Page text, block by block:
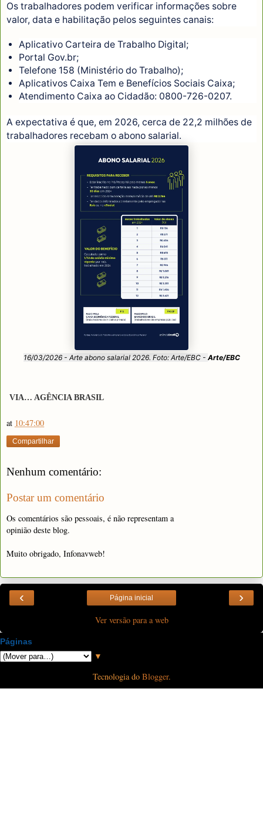
Os trabalhadores podem verificar informações sobre
valor, data e habilitação pelos seguintes canais:
Aplicativo Carteira de Trabalho Digital;
Portal Gov.br;
Telefone 158 (Ministério do Trabalho);
Aplicativos Caixa Tem e Benefícios Sociais Caixa;
Atendimento Caixa ao Cidadão: 0800-726-0207.
A expectativa é que, em 2026, cerca de 22,2 milhões de
trabalhadores recebam o abono salarial.
16/03/2026 - Arte abono salarial 2026. Foto: Arte/EBC - Arte/EBC
VIA… AGÊNCIA BRASIL
at 10:47:00
Compartilhar
Nenhum comentário:
Postar um comentário
Os comentários são pessoais, é não representam a
opinião deste blog.
Muito obrigado, Infonavweb!
‹ ›
Página inicial
Ver versão para a web
Páginas
▼
Tecnologia do Blogger.